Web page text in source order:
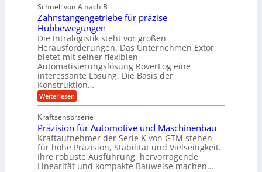
l
i
k
i
m
V
e
r
g
e
c
h
i
g
e
K
u
g
e
l
g
e
w
i
n
d
e
g
e
r
t
U
m
s
a
t
u
n
d
A
u
e
h
r
A
r
b
e
i
t
s
l
o
s
e
,
Schnell von A nach B
Zahnstangengetriebe für präzise
Hubbewegungen
Die Intralogistik steht vor großen
Herausforderungen. Das Unternehmen Extor
bietet mit seiner flexiblen
Automatisierungslösung RoverLog eine
interessante Lösung. Die Basis der
Konstruktion…
Weiterlesen:
Z
h
n
s
t
a
n
g
Kraftsensorserie
Präzision für Automotive und Maschinenbau
Kraftaufnehmer der Serie K von GTM stehen
für hohe Präzision, Stabilität und Vielseitigkeit.
Ihre robuste Ausführung, hervorragende
Linearität und kompakte Bauweise machen…